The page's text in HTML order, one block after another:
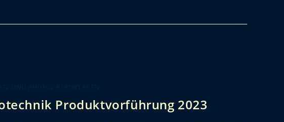
Produktvorführung 2023